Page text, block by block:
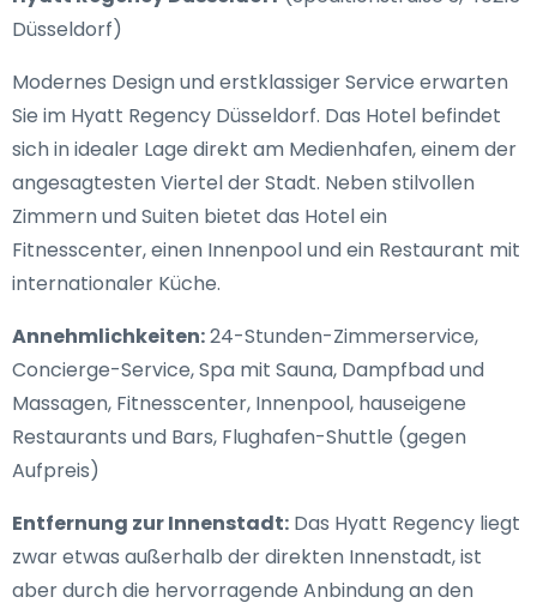
Düsseldorf)
Modernes Design und erstklassiger Service erwarten
Sie im Hyatt Regency Düsseldorf. Das Hotel befindet
sich in idealer Lage direkt am Medienhafen, einem der
angesagtesten Viertel der Stadt. Neben stilvollen
Zimmern und Suiten bietet das Hotel ein
Fitnesscenter, einen Innenpool und ein Restaurant mit
internationaler Küche.
Annehmlichkeiten:24-Stunden-Zimmerservice,
Concierge-Service, Spa mit Sauna, Dampfbad und
Massagen, Fitnesscenter, Innenpool, hauseigene
Restaurants und Bars, Flughafen-Shuttle (gegen
Aufpreis)
Entfernung zur Innenstadt: Das Hyatt Regency liegt
zwar etwas außerhalb der direkten Innenstadt, ist
aber durch die hervorragende Anbindung an den